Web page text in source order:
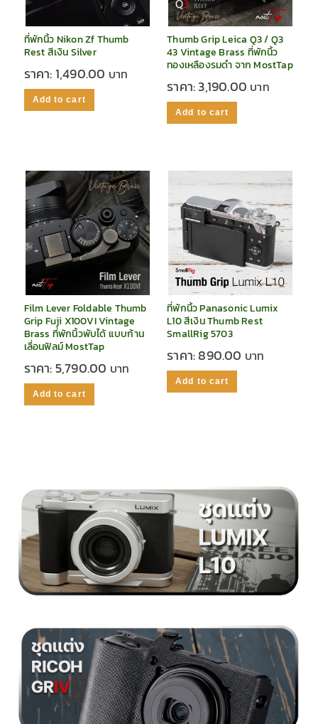
ที่พักนิ้ว Nikon Zf Thumb
Rest สีเงิน Silver
ราคา:1,490.00
Add to cart
Thumb Grip Leica Q3 / Q3
43 Vintage Brass ที่พักนิ้ว
ทองเหลืองรมดำ จาก MostTap
ราคา:3,190.00
Add to cart
Film Lever Foldable Thumb
Grip Fuji X100VI Vintage
Brass ที่พักนิ้วพับได้ แบบก้าน
เลื่อนฟิลม์ MostTap
ราคา:5,790.00
Add to cart
ที่พักนิ้ว Panasonic Lumix
L10 สีเงิน Thumb Rest
SmallRig 5703
ราคา:890.00
Add to cart